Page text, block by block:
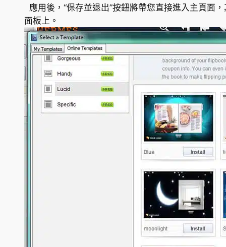
應用後，“保存並退出”按鈕將帶您直接進入主頁面
面板上。